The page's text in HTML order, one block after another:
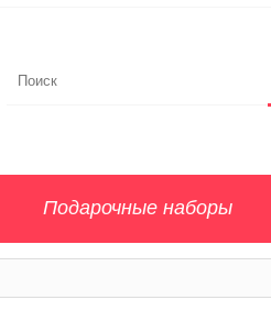
Подарочные наборы